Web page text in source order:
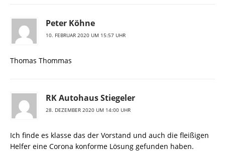
Peter Köhne
10. FEBRUAR 2020 UM 15:57 UHR
Thomas Thommas
RK Autohaus Stiegeler
28. DEZEMBER 2020 UM 14:00 UHR
Ich finde es klasse das der Vorstand und auch die fleißigen
Helfer eine Corona konforme Lösung gefunden haben.